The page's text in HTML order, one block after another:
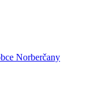
Norberčany